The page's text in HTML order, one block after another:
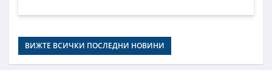
ВИЖТЕ ВСИЧКИ ПОСЛЕДНИ НОВИНИ